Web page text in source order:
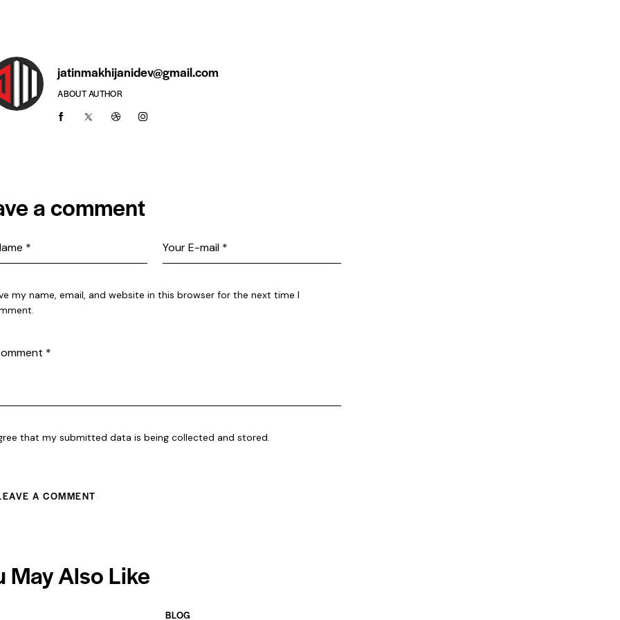
jatinmakhijanidev@gmail.com
ABOUT AUTHOR
a comment
my name, email, and website in this browser for the next time I
that my submitted data is being collected and stored.
May Also Like
BLOG